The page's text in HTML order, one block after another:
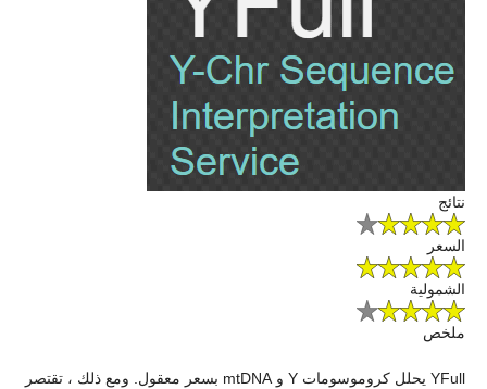
نتائج
السعر
الشمولية
ملخص
YFull يحلل كروموسومات Y و mtDNA بسعر معقول. ومع ذلك ، تقتصر